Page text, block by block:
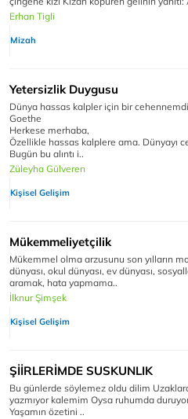
Erhan Tigli
Mizah
Yetersizlik Duygusu
Dünya hassas kalpler için bir
Goethe
Herkese merhaba,
Özellikle hassas kalplere ama. Dünyayı
Bugün bu alıntı i..
Züleyha Gülveren
Kişisel Gelişim
Mükemmeliyetçilik
Mükemmel olma arzusunu son yılların
dünyası, okul dünyası, ev dünyası,
aramak, hata yapmama..
İlknur Şimşek
Kişisel Gelişim
ŞİİRLERİMDE SUSKUNLIK
Bu günlerde söylemez oldu dilim
yazmıyor kalemim Oysa ruhumda
Yaşamın özetini ..